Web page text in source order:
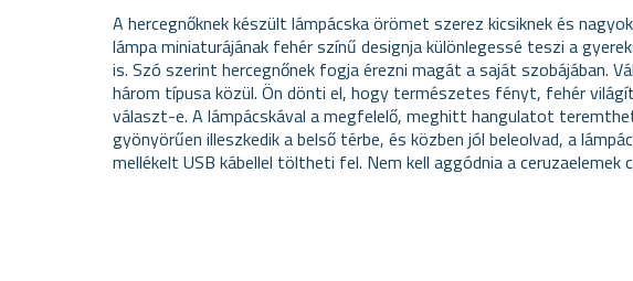
A hercegnőknek készült lámpácska örömet szerez kicsiknek és
lámpa miniaturájának fehér színű designja különlegessé teszi a
is. Szó szerint hercegnőnek fogja érezni magát a saját szobájában.
három típusa közül. Ön dönti el, hogy természetes fényt, fehér
választ-e. A lámpácskával a megfelelő, meghitt hangulatot
gyönyörűen illeszkedik a belső térbe, és közben jól beleolvad, a
mellékelt USB kábellel töltheti fel. Nem kell aggódnia a ceruzaelemek